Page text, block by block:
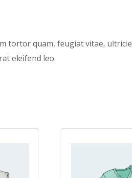
tortor quam, feugiat vitae,
eleifend leo.